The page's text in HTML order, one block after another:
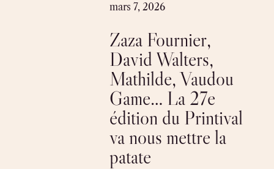
mars 7, 2026
Zaza Fournier,
David Walters,
Mathilde, Vaudou
Game… La 27e
édition du Printival
va nous mettre la
patate